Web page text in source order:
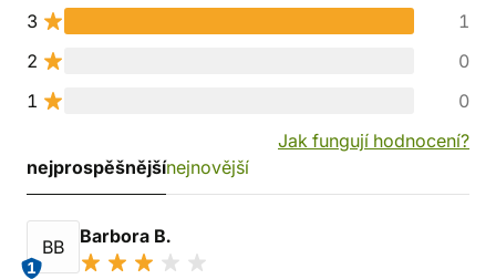
3
1
2
0
1
0
Jak fungují hodnocení?
nejprospěšnějšínejnovější
BB
1
Barbora B.